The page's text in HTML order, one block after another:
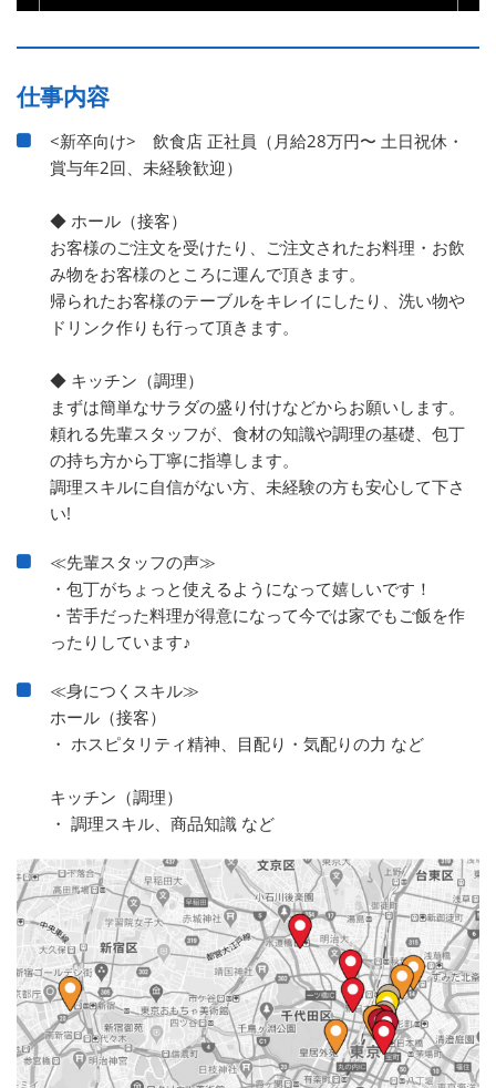
仕事内容
<新卒向け> 飲食店 正社員（月給28万円〜 土日祝休・
賞与年2回、未経験歓迎）
◆ ホール（接客）
お客様のご注文を受けたり、ご注文されたお料理・お飲
み物をお客様のところに運んで頂きます。
帰られたお客様のテーブルをキレイにしたり、洗い物や
ドリンク作りも行って頂きます。
◆ キッチン（調理）
まずは簡単なサラダの盛り付けなどからお願いします。
頼れる先輩スタッフが、食材の知識や調理の基礎、包丁
の持ち方から丁寧に指導します。
調理スキルに自信がない方、未経験の方も安心して下さ
い!
≪先輩スタッフの声≫
・包丁がちょっと使えるようになって嬉しいです！
・苦手だった料理が得意になって今では家でもご飯を作
ったりしています♪
≪身につくスキル≫
ホール（接客）
・ ホスピタリティ精神、目配り・気配りの力 など
キッチン（調理）
・ 調理スキル、商品知識 など